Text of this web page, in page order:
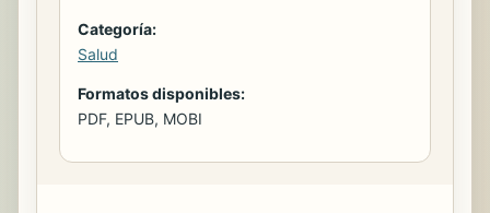
Categoría:
Salud
Formatos disponibles:
PDF, EPUB, MOBI